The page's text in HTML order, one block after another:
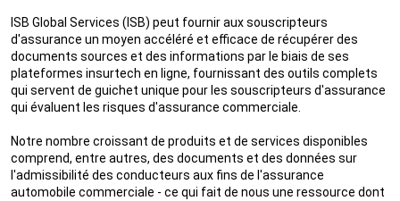
ISB Global Services (ISB) peut fournir aux souscripteurs
d'assurance un moyen accéléré et efficace de récupérer des
documents sources et des informations par le biais de ses
plateformes insurtech en ligne, fournissant des outils complets
qui servent de guichet unique pour les souscripteurs d'assurance
qui évaluent les risques d'assurance commerciale.
Notre nombre croissant de produits et de services disponibles
comprend, entre autres, des documents et des données sur
l'admissibilité des conducteurs aux fins de l'assurance
automobile commerciale - ce qui fait de nous une ressource dont